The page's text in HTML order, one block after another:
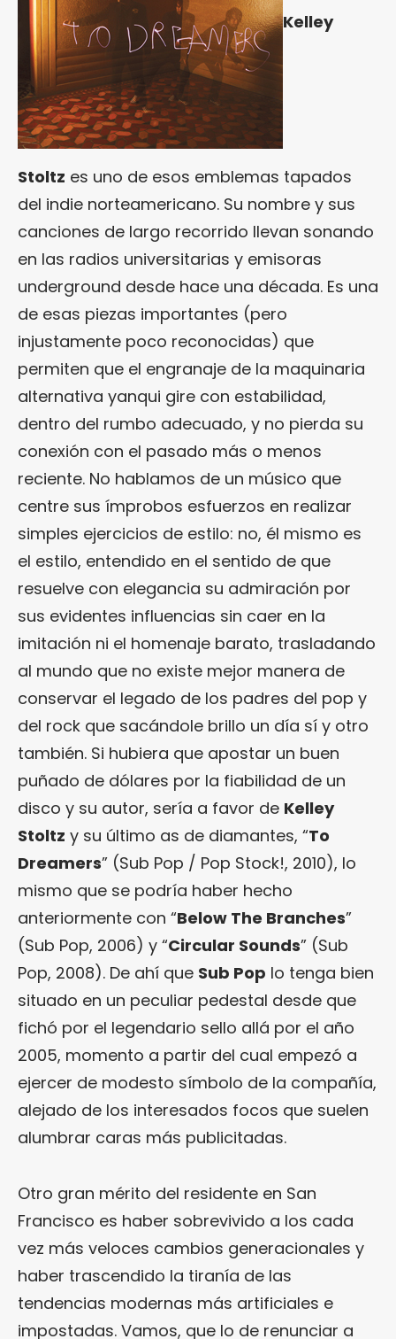
Kelley
Stoltz es uno de esos emblemas tapados
del indie norteamericano. Su nombre y sus
canciones de largo recorrido llevan sonando
en las radios universitarias y emisoras
underground desde hace una década. Es una
de esas piezas importantes (pero
injustamente poco reconocidas) que
permiten que el engranaje de la maquinaria
alternativa yanqui gire con estabilidad,
dentro del rumbo adecuado, y no pierda su
conexión con el pasado más o menos
reciente. No hablamos de un músico que
centre sus ímprobos esfuerzos en realizar
simples ejercicios de estilo: no, él mismo es
el estilo, entendido en el sentido de que
resuelve con elegancia su admiración por
sus evidentes influencias sin caer en la
imitación ni el homenaje barato, trasladando
al mundo que no existe mejor manera de
conservar el legado de los padres del pop y
del rock que sacándole brillo un día sí y otro
también. Si hubiera que apostar un buen
puñado de dólares por la fiabilidad de un
disco y su autor, sería a favor de Kelley
Stoltz y su último as de diamantes, “To
Dreamers” (Sub Pop / Pop Stock!, 2010), lo
mismo que se podría haber hecho
anteriormente con “Below The Branches”
(Sub Pop, 2006) y “Circular Sounds” (Sub
Pop, 2008). De ahí que Sub Pop lo tenga bien
situado en un peculiar pedestal desde que
fichó por el legendario sello allá por el año
2005, momento a partir del cual empezó a
ejercer de modesto símbolo de la compañía,
alejado de los interesados focos que suelen
alumbrar caras más publicitadas.
Otro gran mérito del residente en San
Francisco es haber sobrevivido a los cada
vez más veloces cambios generacionales y
haber trascendido la tiranía de las
tendencias modernas más artificiales e
impostadas. Vamos, que lo de renunciar a